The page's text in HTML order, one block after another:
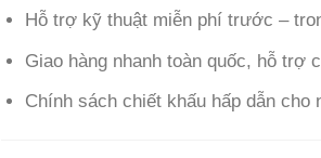
Hỗ trợ kỹ thuật miễn phí trước –
Giao hàng nhanh toàn quốc, hỗ trợ
Chính sách chiết khấu hấp dẫn cho